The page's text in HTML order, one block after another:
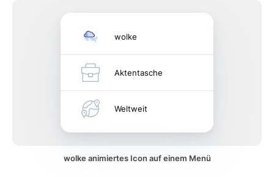
wolke
Aktentasche
Weltweit
wolke animiertes Icon auf einem Menü